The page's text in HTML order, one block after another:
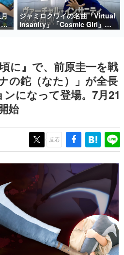
ルゲーム市場を担う若きクリエイター達
のルーツと情熱を探っていきます。
響を受けた作家さんに取材し、ゲームが
ツ産業やカルチャーに与えた影響を探る企
ゲーム産業史
ーム史における主要なトピック・タイト
、開発者へのインタビューや識者による
年の歴史が一望できる決定版！
ペンと箸』等で知られるマンガ家・田中圭
ム業界レポートマンガです。
は面白い？
hamatsu氏がゲームの魅力を画面や操作の
き明かしていく、硬派で骨太な評論連載
た日本語
」「ラスボス」… ゲームにまつわる言葉
遷を、コンピューター文化史研究家・タ
査。
よ
ジャミロクワイの名曲「Virtual
Insanity」「Cosmic Girl」
「Canned Heat」公式日本語字
9年ぶりとなる日本公演を記念し
て
に』で、前原圭一を戦
の鉈（なた）」が全長
になって登場。7月21
始
反応